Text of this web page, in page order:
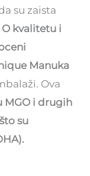
su zaista
O kvalitetu i
Manuka
Ova
MGO i drugih
su